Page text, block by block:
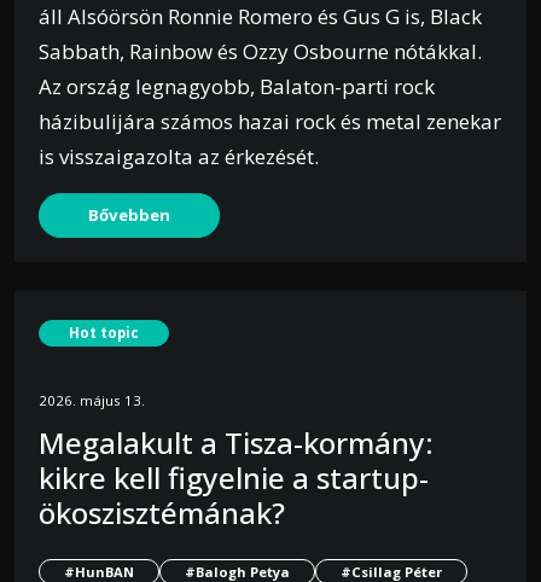
áll Alsóörsön Ronnie Romero és Gus G is, Black
Sabbath, Rainbow és Ozzy Osbourne nótákkal.
Az ország legnagyobb, Balaton-parti rock
házibulijára számos hazai rock és metal zenekar
is visszaigazolta az érkezését.
Bővebben
Hot topic
2026. május 13.
Megalakult a Tisza-kormány:
kikre kell figyelnie a startup-
ökoszisztémának?
#HunBAN #Balogh Petya
#Csillag Péter